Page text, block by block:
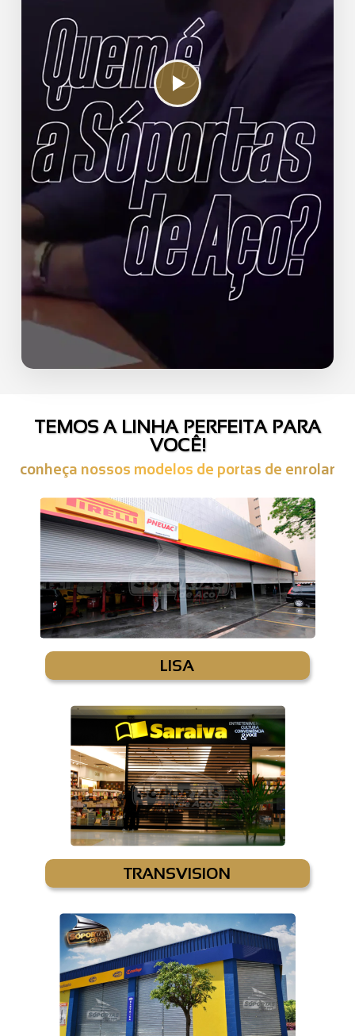
TEMOS A LINHA PERFEITA PARA
VOCÊ!
conheça nossos modelos de portas de enrolar
LISA
TRANSVISION